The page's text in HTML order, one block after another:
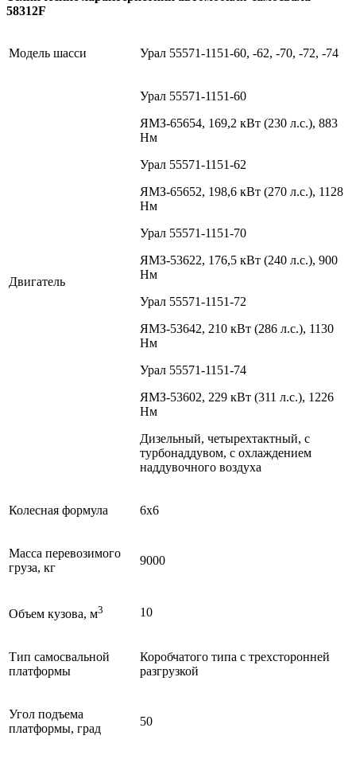
58312F
Модель шасси Урал 55571-1151-60, -62, -70, -72, -74
Двигатель
Урал 55571-1151-60
ЯМЗ-65654, 169,2 кВт (230 л.с.), 883
Нм
Урал 55571-1151-62
ЯМЗ-65652, 198,6 кВт (270 л.с.), 1128
Нм
Урал 55571-1151-70
ЯМЗ-53622, 176,5 кВт (240 л.с.), 900
Нм
Урал 55571-1151-72
ЯМЗ-53642, 210 кВт (286 л.с.), 1130
Нм
Урал 55571-1151-74
ЯМЗ-53602, 229 кВт (311 л.с.), 1226
Нм
Дизельный, четырехтактный, с
турбонаддувом, с охлаждением
наддувочного воздуха
Колесная формула 6х6
Масса перевозимого
груза, кг
9000
Объем кузова, м3 10
Тип самосвальной
платформы
Коробчатого типа с трехсторонней
разгрузкой
Угол подъема
платформы, град
50